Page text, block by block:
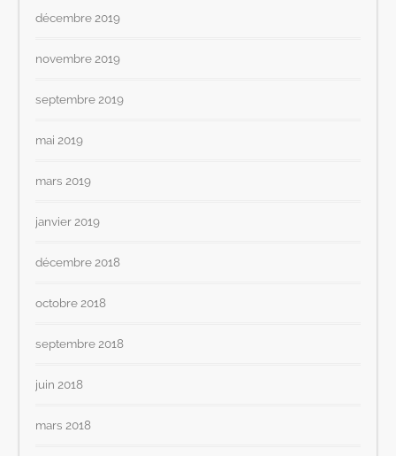
décembre 2019
novembre 2019
septembre 2019
mai 2019
mars 2019
janvier 2019
décembre 2018
octobre 2018
septembre 2018
juin 2018
mars 2018